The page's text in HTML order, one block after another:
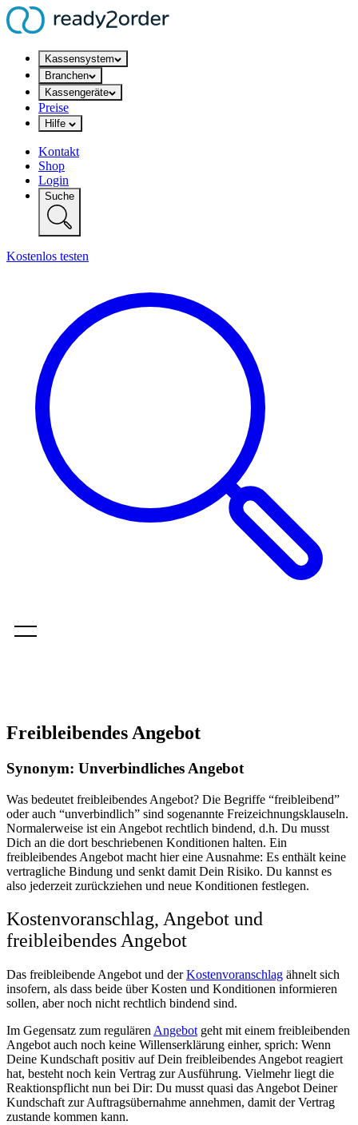
Kassensystem
Branchen
Kassengeräte
Preise
Hilfe
Kontakt
Shop
Login
Suche
Kostenlos testen
Freibleibendes Angebot
Synonym: Unverbindliches Angebot
Was bedeutet freibleibendes Angebot? Die Begriffe “freibleibend”
oder auch “unverbindlich” sind sogenannte Freizeichnungsklauseln.
Normalerweise ist ein Angebot rechtlich bindend, d.h. Du musst
Dich an die dort beschriebenen Konditionen halten. Ein
freibleibendes Angebot macht hier eine Ausnahme: Es enthält keine
vertragliche Bindung und senkt damit Dein Risiko. Du kannst es
also jederzeit zurückziehen und neue Konditionen festlegen.
Kostenvoranschlag, Angebot und
freibleibendes Angebot
Das freibleibende Angebot und derKostenvoranschlag ähnelt sich
insofern, als dass beide über Kosten und Konditionen informieren
sollen, aber noch nicht rechtlich bindend sind.
Im Gegensatz zum regulären Angebot geht mit einem freibleibenden
Angebot auch noch keine Willenserklärung einher, sprich: Wenn
Deine Kundschaft positiv auf Dein freibleibendes Angebot reagiert
hat, besteht noch kein Vertrag zur Ausführung. Vielmehr liegt die
Reaktionspflicht nun bei Dir: Du musst quasi das Angebot Deiner
Kundschaft zur Auftragsübernahme annehmen, damit der Vertrag
zustande kommen kann.